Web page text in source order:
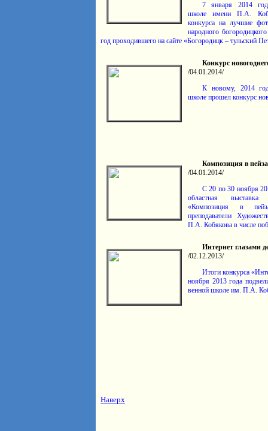
7 января 2014
школе имени П.А.
конкурса на лучшие
народного
год проходив­шего на сайте «Бого­родицк – тульский
Конкурс
/04.01.2014/
К новому, 2014
школе прошел конкурс
Композиция в
/04.01.2014/
С 20 по 30 ноября
областная выставка
«Композиция в
преподаватели
П.А. Кобякова в числе
Интернет глазами
/02.12.2013/
Итоги конкурса
ноября 2013 года
венной школе им. П.А.
Наверх